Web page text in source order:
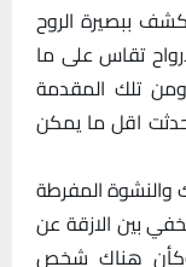
ببصيرة الروح
تقاس على ما
تلك المقدمة
اقل ما يمكن
المفرطة
بين الازقة عن
وكأن هناك شخص